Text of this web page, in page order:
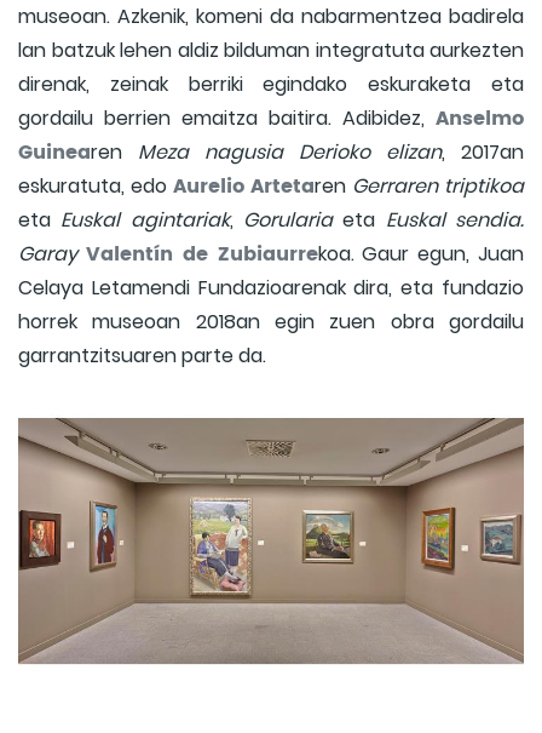
museoan. Azkenik, komeni da nabarmentzea badirela
lan batzuk lehen aldiz bilduman integratuta aurkezten
direnak, zeinak berriki egindako eskuraketa eta
gordailu berrien emaitza baitira. Adibidez, Anselmo
Guinearen Meza nagusia Derioko elizan, 2017an
eskuratuta, edo Aurelio Artetaren Gerraren triptikoa
eta Euskal agintariak, Gorulariaeta Euskal sendia.
Garay Valentín de Zubiaurrekoa. Gaur egun, Juan
Celaya Letamendi Fundazioarenak dira, eta fundazio
horrek museoan 2018an egin zuen obra gordailu
garrantzitsuaren parte da.